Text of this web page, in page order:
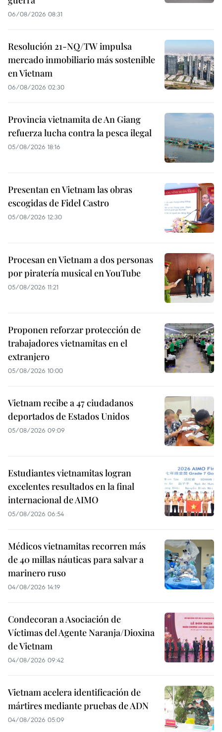
06/08/2026 08:31
Resolución 21-NQ/TW impulsa
mercado inmobiliario más sostenible
en Vietnam
06/08/2026 02:30
Provincia vietnamita de An Giang
refuerza lucha contra la pesca ilegal
05/08/2026 18:16
Presentan en Vietnam las obras
escogidas de Fidel Castro
05/08/2026 12:30
Procesan en Vietnam a dos personas
por piratería musical en YouTube
05/08/2026 11:21
Proponen reforzar protección de
trabajadores vietnamitas en el
extranjero
05/08/2026 10:00
Vietnam recibe a 47 ciudadanos
deportados de Estados Unidos
05/08/2026 09:09
Estudiantes vietnamitas logran
excelentes resultados en la final
internacional de AIMO
05/08/2026 06:54
Médicos vietnamitas recorren más
de 40 millas náuticas para salvar a
marinero ruso
04/08/2026 14:19
Condecoran a Asociación de
Víctimas del Agente Naranja/Dioxina
de Vietnam
04/08/2026 09:42
Vietnam acelera identificación de
mártires mediante pruebas de ADN
04/08/2026 05:09